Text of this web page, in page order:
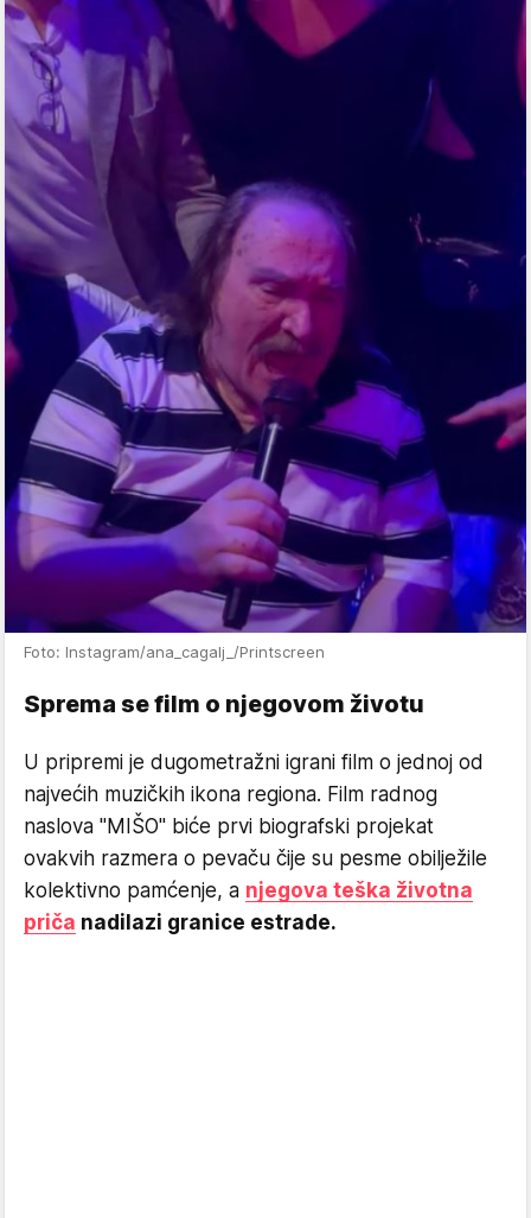
Foto: Instagram/ana_cagalj_/Printscreen
Sprema se film o njegovom životu
U pripremi je dugometražni igrani film o jednoj od
najvećih muzičkih ikona regiona. Film radnog
naslova "MIŠO" biće prvi biografski projekat
ovakvih razmera o pevaču čije su pesme obilježile
kolektivno pamćenje, a njegova teška životna
priča nadilazi granice estrade.